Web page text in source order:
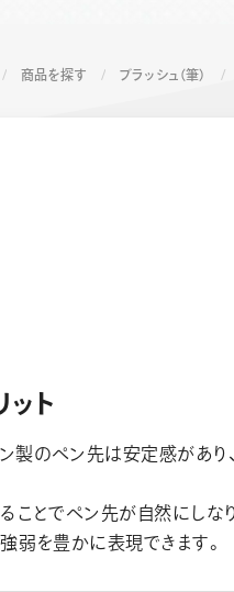
商品を探す ブラッシュ（筆）
ト
製のペン先は安定感があり
ことでペン先が自然にしなり
強弱を豊かに表現できます。